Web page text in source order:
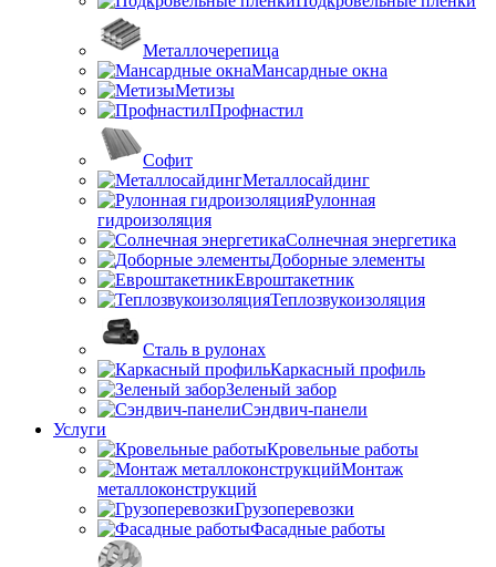
Металлочерепица
Мансардные окна
Метизы
Профнастил
Софит
Металлосайдинг
Рулонная
гидроизоляция
Солнечная энергетика
Доборные элементы
Евроштакетник
Теплозвукоизоляция
Сталь в рулонах
Каркасный профиль
Зеленый забор
Сэндвич-панели
Услуги
Кровельные работы
Монтаж
металлоконструкций
Грузоперевозки
Фасадные работы